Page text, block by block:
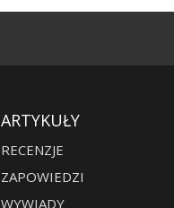
ARTYKUŁY
RECENZJE
ZAPOWIEDZI
WYWIADY